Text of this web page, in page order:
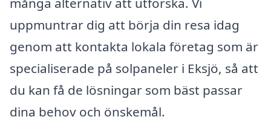
uppmuntrar dig att börja din resa idag
genom att kontakta lokala företag som är
specialiserade på solpaneler i Eksjö, så att
du kan få de lösningar som bäst passar
dina behov och önskemål.